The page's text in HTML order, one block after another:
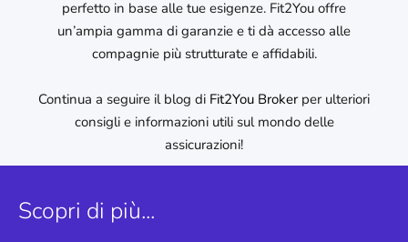
perfetto in base alle tue esigenze. Fit2You offre
un’ampia gamma di garanzie e ti dà accesso alle
compagnie più strutturate e affidabili.
Continua a seguire il blog di Fit2You Brokerper ulteriori
consigli e informazioni utili sul mondo delle
assicurazioni!
Scopri di più...